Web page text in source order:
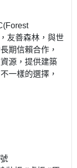
友善森林，與世
期信賴合作，
源，提供建築
一樣的選擇，